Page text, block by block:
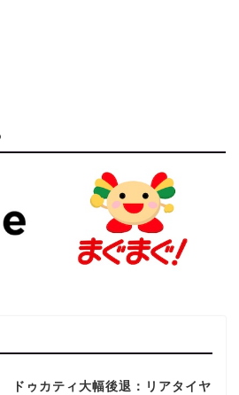
ドゥカティ大幅後退：リアタイヤ